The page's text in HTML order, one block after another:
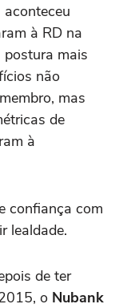
à RD na
postura mais
não
mas
de
à
confiança com
lealdade.
de ter
o Nubank